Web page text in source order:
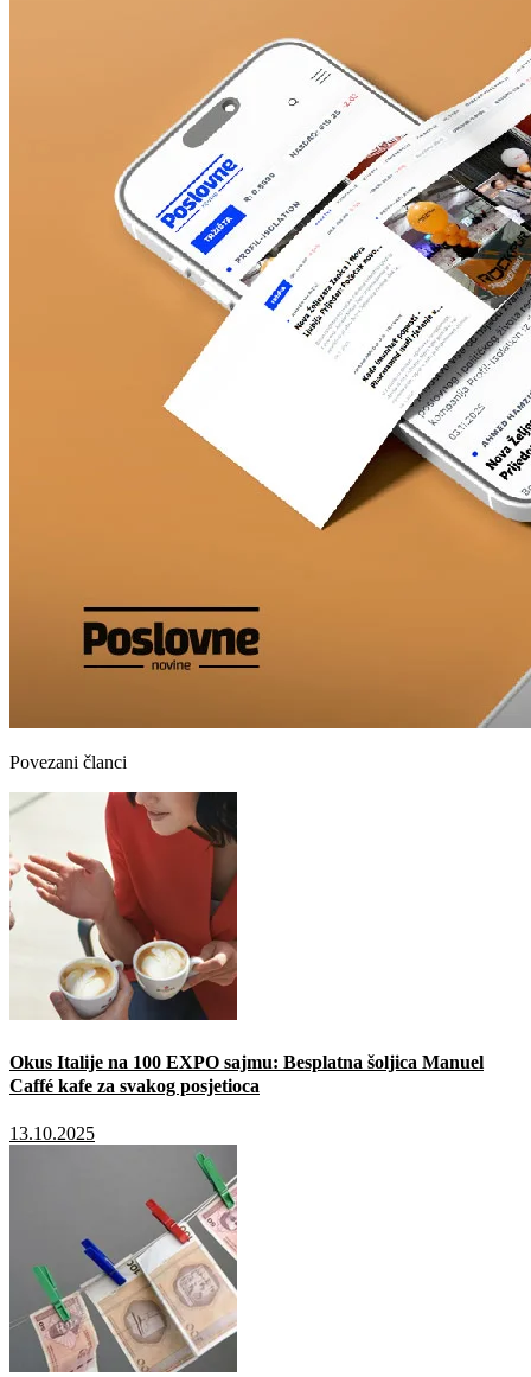
Povezani članci
Okus Italije na 100 EXPO sajmu: Besplatna šoljica Manuel
Caffé kafe za svakog posjetioca
13.10.2025